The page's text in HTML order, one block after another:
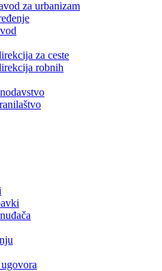
za urbanizam
za ceste
robnih